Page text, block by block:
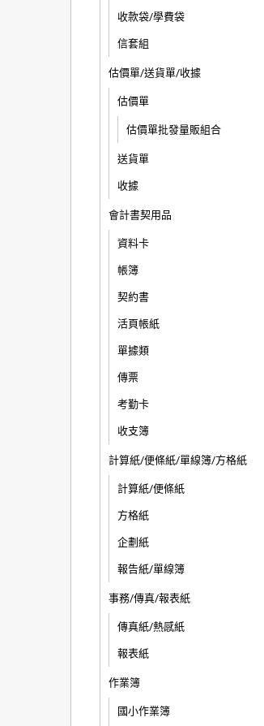
收款袋/學費袋
信套組
估價單/送貨單/收據
估價單
估價單批發量販組合
送貨單
收據
會計書契用品
資料卡
帳簿
契約書
活頁帳紙
單據類
傳票
考勤卡
收支簿
計算紙/便條紙/單線簿/方格紙
計算紙/便條紙
方格紙
企劃紙
報告紙/單線簿
事務/傳真/報表紙
傳真紙/熱感紙
報表紙
作業簿
國小作業簿